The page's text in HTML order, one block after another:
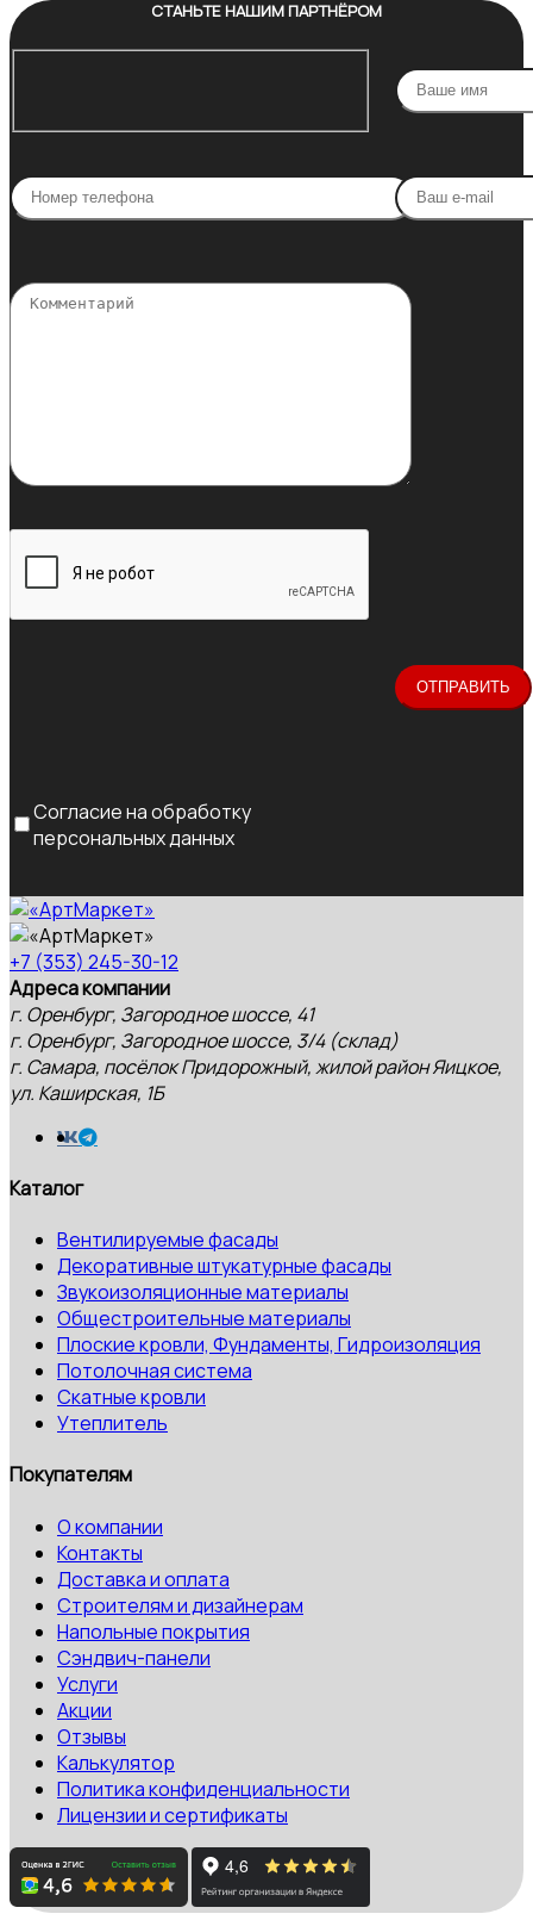
СТАНЬТЕ НАШИМ ПАРТНЁРОМ
Согласие на обработку
персональных данных
+7 (353) 245-30-12
Адреса компании
г. Оренбург, Загородное шоссе, 41
г. Оренбург, Загородное шоссе, 3/4 (склад)
г. Самара, посёлок Придорожный, жилой район Яицкое,
ул. Каширская, 1Б
Каталог
Вентилируемые фасады
Декоративные штукатурные фасады
Звукоизоляционные материалы
Общестроительные материалы
Плоские кровли, Фундаменты, Гидроизоляция
Потолочная система
Скатные кровли
Утеплитель
Покупателям
О компании
Контакты
Доставка и оплата
Строителям и дизайнерам
Напольные покрытия
Сэндвич-панели
Услуги
Акции
Отзывы
Калькулятор
Политика конфиденциальности
Лицензии и сертификаты